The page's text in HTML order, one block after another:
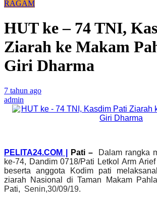
RAGAM
HUT ke – 74 TNI,
Ziarah ke Makam
Giri Dharma
7 tahun ago
admin
PELITA24.COM | Pati –
Dalam rangka
ke-74, Dandim 0718/Pati Letkol Arm
beserta anggota Kodim pati
ziarah Nasional di Taman Makam
Pati, Senin,30/09/19.